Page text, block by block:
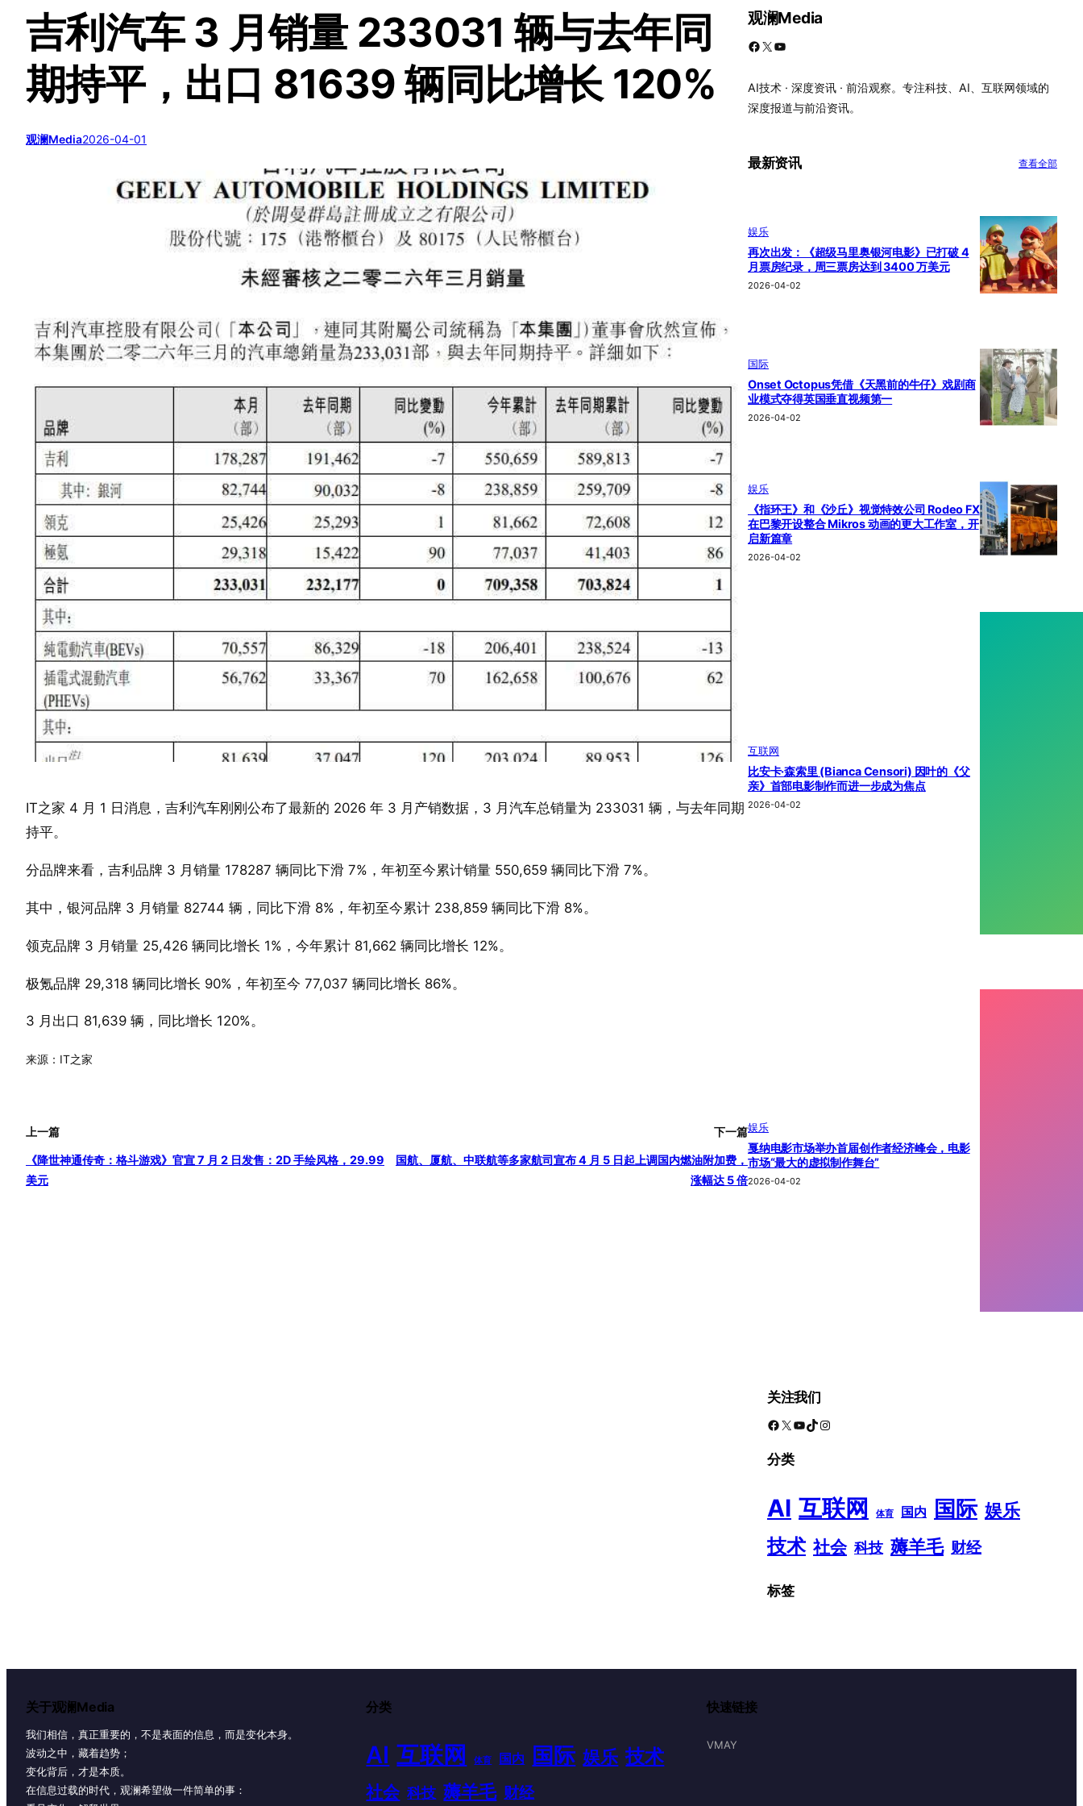
吉利汽车 3 月销量 233031 辆与去年同
期持平，出口 81639 辆同比增长 120%
观澜Media2026-04-01
IT之家 4 月 1 日消息，吉利汽车刚刚公布了最新的 2026 年 3 月产销数据，3 月汽车总销量为 233031 辆，与去年同期
持平。
分品牌来看，吉利品牌 3 月销量 178287 辆同比下滑 7%，年初至今累计销量 550,659 辆同比下滑 7%。
其中，银河品牌 3 月销量 82744 辆，同比下滑 8%，年初至今累计 238,859 辆同比下滑 8%。
领克品牌 3 月销量 25,426 辆同比增长 1%，今年累计 81,662 辆同比增长 12%。
极氪品牌 29,318 辆同比增长 90%，年初至今 77,037 辆同比增长 86%。
3 月出口 81,639 辆，同比增长 120%。
来源：IT之家
上一篇
《降世神通传奇：格斗游戏》官宣 7 月 2 日发售：2D 手绘风格，29.99
美元
下一篇
国航、厦航、中联航等多家航司宣布 4 月 5 日起上调国内燃油附加费，
涨幅达 5 倍
观澜Media
Facebook X YouTube
AI技术 · 深度资讯 · 前沿观察。专注科技、AI、互联网领域的
深度报道与前沿资讯。
最新资讯 查看全部
娱乐
再次出发：《超级马里奥银河电影》已打破 4
月票房纪录，周三票房达到 3400 万美元
2026-04-02
国际
Onset Octopus凭借《天黑前的牛仔》戏剧商
业模式夺得英国垂直视频第一
2026-04-02
娱乐
《指环王》和《沙丘》视觉特效公司 Rodeo FX
在巴黎开设整合 Mikros 动画的更大工作室，开
启新篇章
2026-04-02
互联网
比安卡·森索里 (Bianca Censori) 因叶的《父
亲》首部电影制作而进一步成为焦点
2026-04-02
娱乐
戛纳电影市场举办首届创作者经济峰会，电影
市场“最大的虚拟制作舞台”
2026-04-02
关注我们
Facebook X YouTube TikTok Instagram
分类
AI 互联网 体育 国内 国际 娱乐
技术 社会 科技 薅羊毛 财经
标签
关于观澜Media
我们相信，真正重要的，不是表面的信息，而是变化本身。
波动之中，藏着趋势；
变化背后，才是本质。
在信息过载的时代，观澜希望做一件简单的事：
分类
AI 互联网 体育 国内 国际 娱乐 技术
社会 科技 薅羊毛 财经
快速链接
VMAY